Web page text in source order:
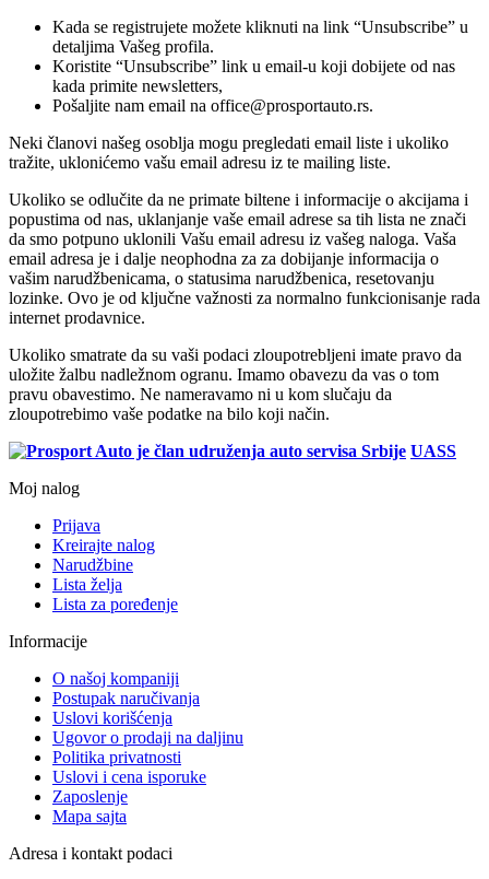
Kada se registrujete možete kliknuti na link “Unsubscribe” u
detaljima Vašeg profila.
Koristite “Unsubscribe” link u email-u koji dobijete od nas
kada primite newsletters,
Pošaljite nam email na office@prosportauto.rs.
Neki članovi našeg osoblja mogu pregledati email liste i ukoliko
tražite, uklonićemo vašu email adresu iz te mailing liste.
Ukoliko se odlučite da ne primate biltene i informacije o akcijama i
popustima od nas, uklanjanje vaše email adrese sa tih lista ne znači
da smo potpuno uklonili Vašu email adresu iz vašeg naloga. Vaša
email adresa je i dalje neophodna za za dobijanje informacija o
vašim narudžbenicama, o statusima narudžbenica, resetovanju
lozinke. Ovo je od ključne važnosti za normalno funkcionisanje rada
internet prodavnice.
Ukoliko smatrate da su vaši podaci zloupotrebljeni imate pravo da
uložite žalbu nadležnom ogranu. Imamo obavezu da vas o tom
pravu obavestimo. Ne nameravamo ni u kom slučaju da
zloupotrebimo vaše podatke na bilo koji način.
UASS
Moj nalog
Prijava
Kreirajte nalog
Narudžbine
Lista želja
Lista za poređenje
Informacije
O našoj kompaniji
Postupak naručivanja
Uslovi korišćenja
Ugovor o prodaji na daljinu
Politika privatnosti
Uslovi i cena isporuke
Zaposlenje
Mapa sajta
Adresa i kontakt podaci